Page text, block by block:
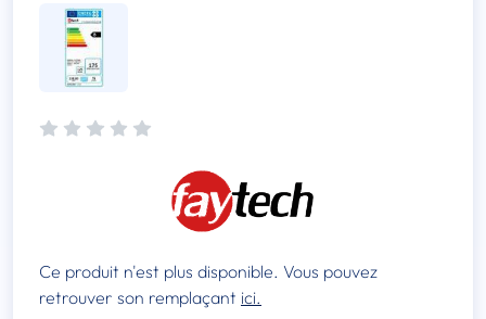
Ce produit n'est plus disponible. Vous pouvez
retrouver son remplaçant ici.